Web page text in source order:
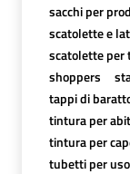
sacchi per
scatolette e
scatolette per
shoppers
tappi di
tintura per
tintura per
tubetti per